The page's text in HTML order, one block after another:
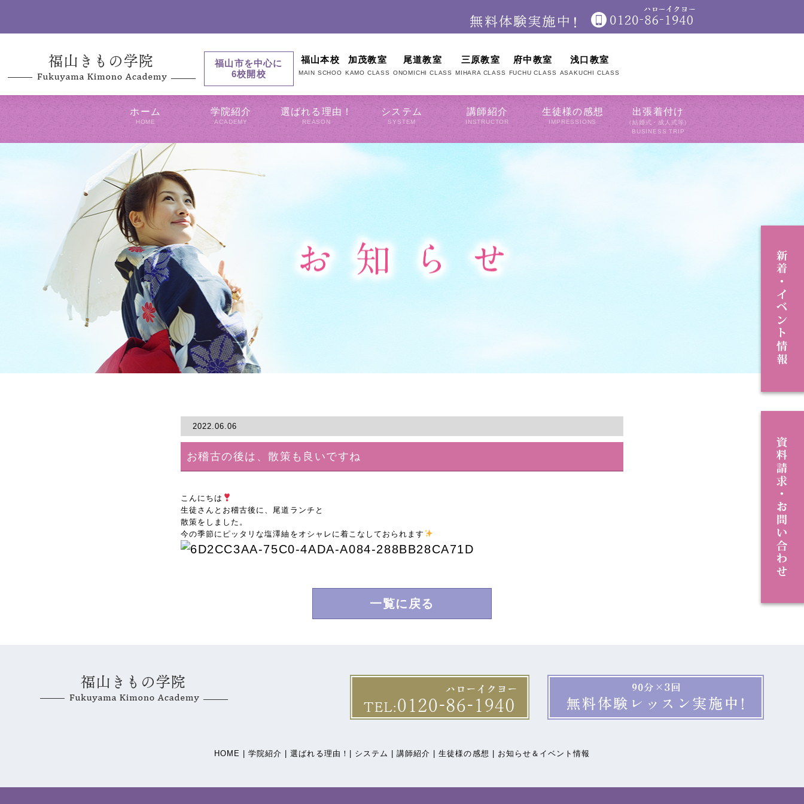
福山市を中心に
6校開校
福山本校
MAIN SCHOO
加茂教室
KAMO CLASS
尾道教室
ONOMICHI CLASS
三原教室
MIHARA CLASS
府中教室
FUCHU CLASS
浅口教室
ASAKUCHI CLASS
ホーム
HOME
学院紹介
ACADEMY
選ばれる理由！
REASON
システム
SYSTEM
講師紹介
INSTRUCTOR
生徒様の感想
IMPRESSIONS
出張着付け
（結婚式・成人式等）
BUSINESS TRIP
2022.06.06
お稽古の後は、散策も良いですね
こんにちは
生徒さんとお稽古後に、尾道ランチと
散策をしました。
今の季節にピッタリな塩澤紬をオシャレに着こなしておられます
一覧に戻る
HOME | 学院紹介 | 選ばれる理由！| システム | 講師紹介 | 生徒様の感想 | お知らせ＆イベント情報